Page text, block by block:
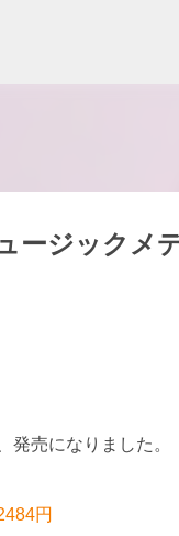
ージックメ
売になりました。
円